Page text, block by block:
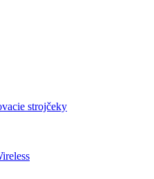
strojčeky